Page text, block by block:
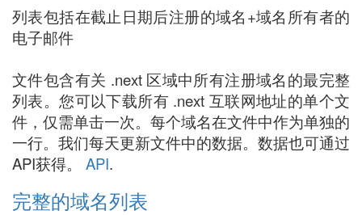
列表包括在截止日期后注册的域名+域名所有者的
电子邮件
文件包含有关 .next 区域中所有注册域名的最完整
列表。您可以下载所有 .next 互联网地址的单个文
件，仅需单击一次。每个域名在文件中作为单独的
一行。我们每天更新文件中的数据。数据也可通过
API获得。 API.
完整的域名列表